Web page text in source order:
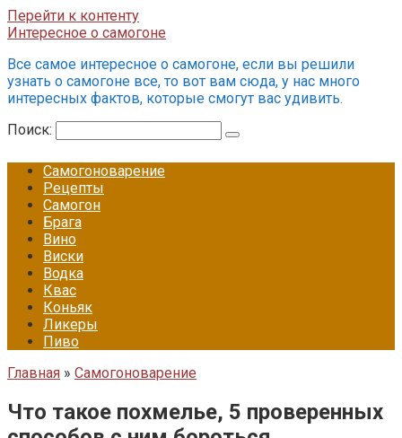
Перейти к контенту
Интересное о самогоне
Все самое интересное о самогоне, если вы решили
узнать о самогоне все, то вот вам сюда, у нас много
интересных фактов, которые смогут вас удивить.
Поиск:
Самогоноварение
Рецепты
Самогон
Брага
Вино
Виски
Водка
Квас
Коньяк
Ликеры
Пиво
Главная » Самогоноварение
Что такое похмелье, 5 проверенных